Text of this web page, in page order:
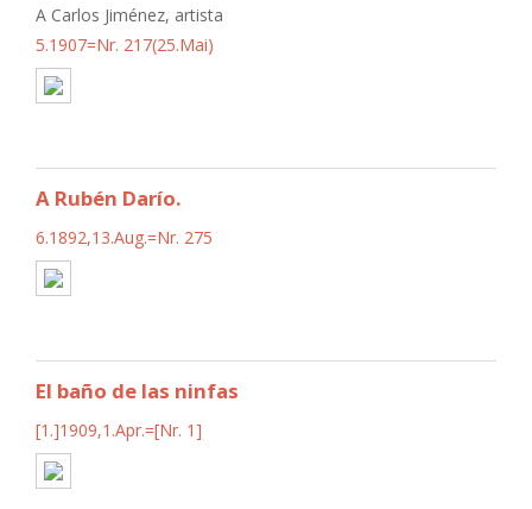
A Carlos Jiménez, artista
5.1907=Nr. 217(25.Mai)
A Rubén Darío.
6.1892,13.Aug.=Nr. 275
El baño de las ninfas
[1.]1909,1.Apr.=[Nr. 1]